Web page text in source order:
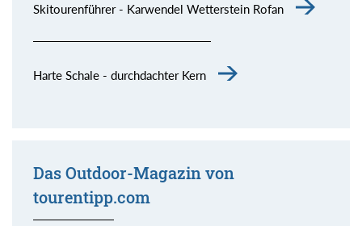
Skitourenführer - Karwendel Wetterstein Rofan
Harte Schale - durchdachter Kern
Das Outdoor-Magazin von
tourentipp.com